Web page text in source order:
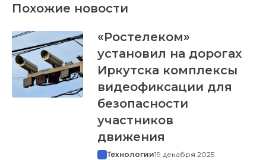
Похожие новости
«Ростелеком»
установил на дорогах
Иркутска комплексы
видеофиксации для
безопасности
участников
движения
Технологии19 декабря 2025